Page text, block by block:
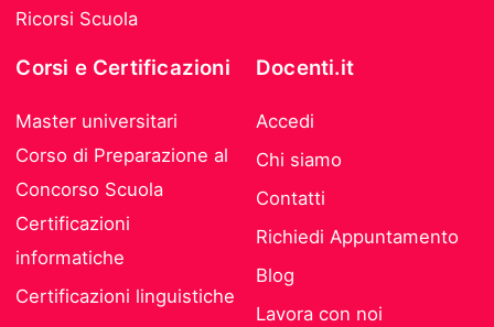
Ricorsi Scuola
Corsi e Certificazioni
Master universitari
Corso di Preparazione al
Concorso Scuola
Certificazioni
informatiche
Certificazioni linguistiche
Docenti.it
Accedi
Chi siamo
Contatti
Richiedi Appuntamento
Blog
Lavora con noi